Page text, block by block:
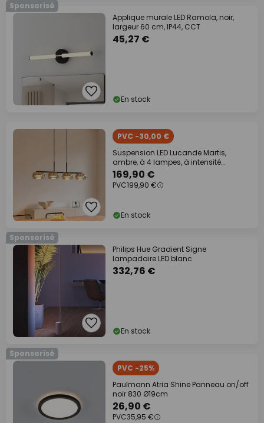
Sponsorisé
Applique murale LED Ramola, noir,
largeur 60 cm, IP44, CCT
45,27 €
En stock
PVC -30,00 €
Suspension LED Lucande Martis,
ambre, à 4 lampes, à intensité
variable
169,90 €
PVC199,90 €
En stock
Sponsorisé
Philips Hue Gradient Signe
lampadaire LED blanc
332,76 €
En stock
Sponsorisé
PVC -25%
Paulmann Atria Shine Panneau on/off
noir 830 Ø19cm
26,90 €
PVC35,95 €